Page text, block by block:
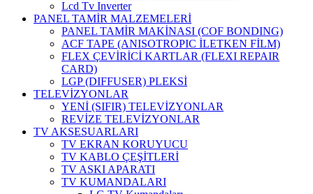
Lcd Tv Inverter
PANEL TAMİR MALZEMELERİ
PANEL TAMİR MAKİNASI (COF BONDING)
ACF TAPE (ANISOTROPIC İLETKEN FİLM)
FLEX ÇEVİRİCİ KARTLAR (FLEXI REPAIR
CARD)
LGP (DIFFUSER) PLEKSİ
TELEVİZYONLAR
YENİ (SIFIR) TELEVİZYONLAR
REVİZE TELEVİZYONLAR
TV AKSESUARLARI
TV EKRAN KORUYUCU
TV KABLO ÇEŞİTLERİ
TV ASKI APARATI
TV KUMANDALARI